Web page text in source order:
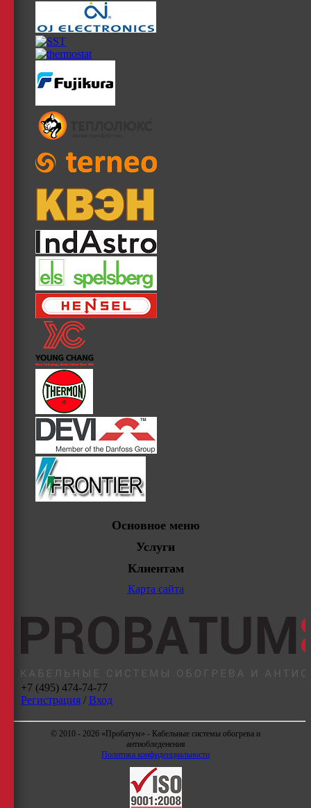
Основное меню
Услуги
Клиентам
Карта сайта
+7 (495) 474-74-77
Регистрация/ Вход
© 2010 - 2026 «Пробатум» - Кабельные системы обогрева и
антиобледенения
Политика конфиденциальности